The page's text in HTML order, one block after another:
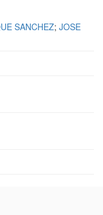
SANCHEZ; JOSE